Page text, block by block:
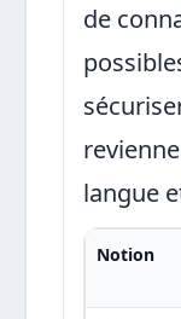
de
langue
Notion